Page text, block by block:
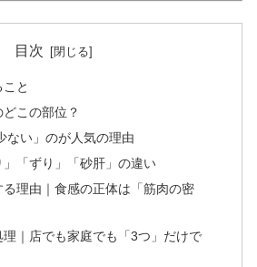
目次
と
この部位？
ない」のが人気の理由
「ずり」「砂肝」の違い
理由｜食感の正体は「筋肉の密
｜店でも家庭でも「3つ」だけで